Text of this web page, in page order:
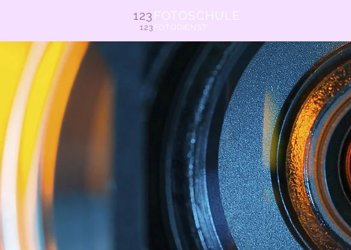
123 FOTOSCHULE
123 FOTODIENST